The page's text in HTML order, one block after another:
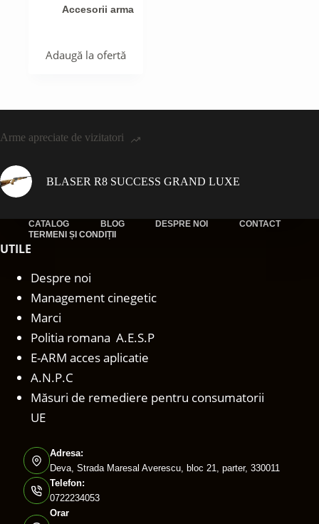
Accesorii arma
Adaugă la ofertă
Arme apreciate de vizitatori
BLASER R8 SUCCESS GRAND LUXE
CATALOG BLOG DESPRE NOI
CONTACT
TERMENI ȘI CONDIȚII
UTILE
Despre noi
Management cinegetic
Marci
Politia romana A.E.S.P
E-ARM acces aplicatie
A.N.P.C
Măsuri de remediere pentru consumatorii
UE
Adresa:
Deva, Strada Maresal Averescu, bloc 21, parter, 330011
Telefon:
0722234053
Orar